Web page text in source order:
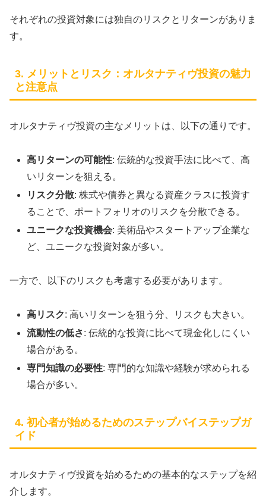
それぞれの投資対象には独自のリスクとリターンがありま
す。
3. メリットとリスク：オルタナティヴ投資の魅力
と注意点
オルタナティヴ投資の主なメリットは、以下の通りです。
高リターンの可能性: 伝統的な投資手法に比べて、高
いリターンを狙える。
リスク分散: 株式や債券と異なる資産クラスに投資す
ることで、ポートフォリオのリスクを分散できる。
ユニークな投資機会: 美術品やスタートアップ企業な
ど、ユニークな投資対象が多い。
一方で、以下のリスクも考慮する必要があります。
高リスク: 高いリターンを狙う分、リスクも大きい。
流動性の低さ: 伝統的な投資に比べて現金化しにくい
場合がある。
専門知識の必要性: 専門的な知識や経験が求められる
場合が多い。
4. 初心者が始めるためのステップバイステップガ
イド
オルタナティヴ投資を始めるための基本的なステップを紹
介します。